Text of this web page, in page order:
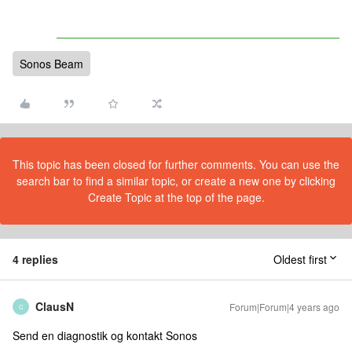
Sonos Beam
This topic has been closed for further comments. You can use the
search bar to find a similar topic, or create a new one by clicking
Create Topic at the top of the page.
4 replies Oldest first
C ClausN Forum|Forum|4 years ago
Send en diagnostik og kontakt Sonos